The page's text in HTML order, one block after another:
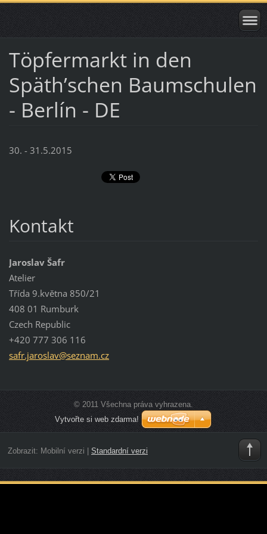
Töpfermarkt in den
Späth’schen Baumschulen
- Berlín - DE
30. - 31.5.2015
Kontakt
Jaroslav Šafr
Atelier
Třída 9.května 850/21
408 01 Rumburk
Czech Republic
+420 777 306 116
safr.jaroslav@seznam.cz
© 2011 Všechna práva vyhrazena.
Vytvořte si web zdarma!
Zobrazit: Mobilní verzi | Standardní verzi